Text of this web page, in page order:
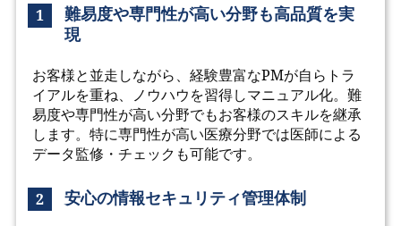
1
難易度や専門性が高い分野も高品質を実
現
お客様と並走しながら、経験豊富なPMが自らトラ
イアルを重ね、ノウハウを習得しマニュアル化。難
易度や専門性が高い分野でもお客様のスキルを継承
します。特に専門性が高い医療分野では医師による
データ監修・チェックも可能です。
2 安心の情報セキュリティ管理体制